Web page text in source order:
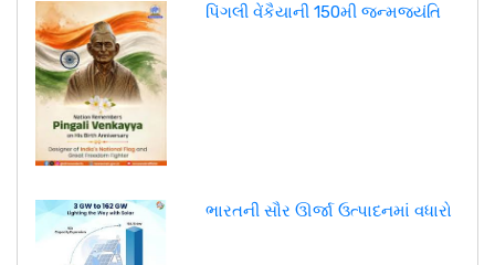
પિંગલી વેંકૈયાની 150મી જન્મજયંતિ
ભારતની સૌર ઊર્જા ઉત્પાદનમાં વધારો